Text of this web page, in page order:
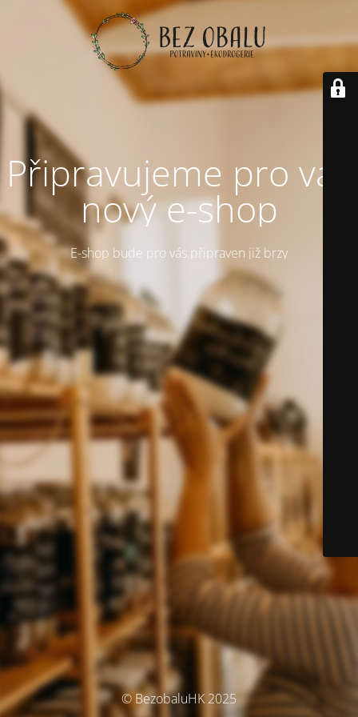
Připravujeme pro vás
nový e-shop
E-shop bude pro vás připraven již brzy
© BezobaluHK 2025